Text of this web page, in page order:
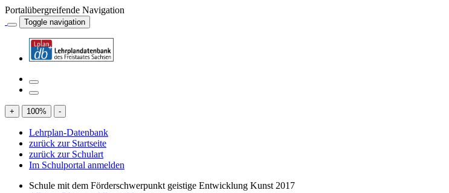
Portalübergreifende Navigation
Toggle navigation
+ 100% -
Lehrplan-Datenbank
zurück zur Startseite
zurück zur Schulart
Im Schulportal anmelden
Schule mit dem Förderschwerpunkt geistige Entwicklung Kunst 2017